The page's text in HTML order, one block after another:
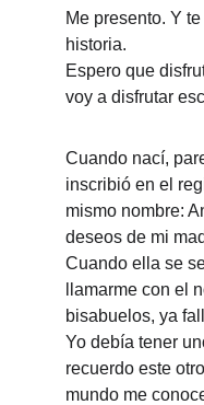
Me presento. Y
historia.
Espero que
voy a disfrutar
Cuando nací,
inscribió en el
mismo nombre:
deseos de mi
Cuando ella se
llamarme con el
bisabuelos, ya
Yo debía tener
recuerdo este
mundo me